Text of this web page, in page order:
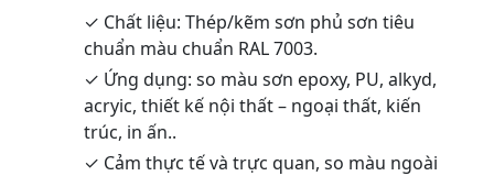
✓ Chất liệu: Thép/kẽm sơn phủ sơn tiêu
chuẩn màu chuẩn RAL 7003.
✓ Ứng dụng: so màu sơn epoxy, PU, alkyd,
acryic, thiết kế nội thất – ngoại thất, kiến
trúc, in ấn..
✓ Cảm thực tế và trực quan, so màu ngoài